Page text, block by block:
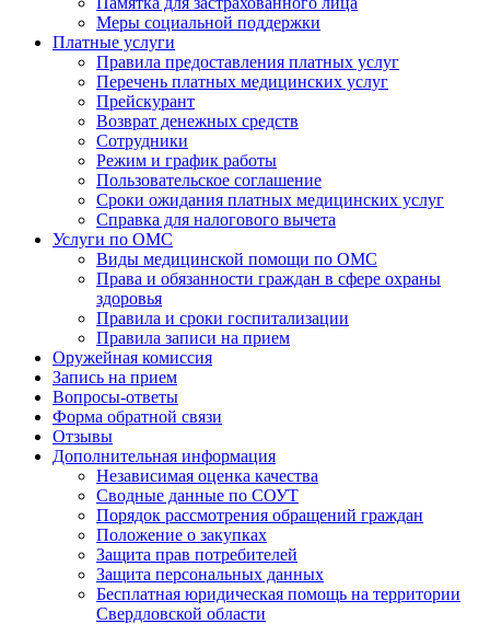
Меры социальной поддержки
Платные услуги
Правила предоставления платных услуг
Перечень платных медицинских услуг
Прейскурант
Возврат денежных средств
Сотрудники
Режим и график работы
Пользовательское соглашение
Сроки ожидания платных медицинских услуг
Справка для налогового вычета
Услуги по ОМС
Виды медицинской помощи по ОМС
Права и обязанности граждан в сфере охраны
здоровья
Правила и сроки госпитализации
Правила записи на прием
Оружейная комиссия
Запись на прием
Вопросы-ответы
Форма обратной связи
Отзывы
Дополнительная информация
Независимая оценка качества
Сводные данные по СОУТ
Порядок рассмотрения обращений граждан
Положение о закупках
Защита прав потребителей
Защита персональных данных
Бесплатная юридическая помощь на территории
Свердловской области